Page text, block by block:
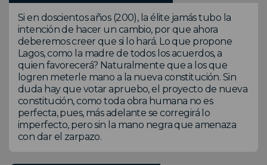
Si en doscientos años (200), la élite jamás tubo la
intención de hacer un cambio, por que ahora
deberemos creer que si lo hará. Lo que propone
Lagos, como la madre de todos los acuerdos, a
quien favorecerá? Naturalmente que a los que
logren meterle mano a la nueva constitución. Sin
duda hay que votar apruebo, el proyecto de nueva
constitución, como toda obra humana no es
perfecta, pues, más adelante se corregirá lo
imperfecto, pero sin la mano negra que amenaza
con dar el zarpazo.